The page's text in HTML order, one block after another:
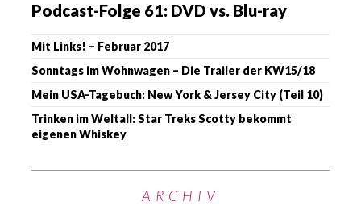
Podcast-Folge 61: DVD vs. Blu-ray
Mit Links! – Februar 2017
Sonntags im Wohnwagen – Die Trailer der KW15/18
Mein USA-Tagebuch: New York & Jersey City (Teil 10)
Trinken im Weltall: Star Treks Scotty bekommt
eigenen Whiskey
ARCHIV